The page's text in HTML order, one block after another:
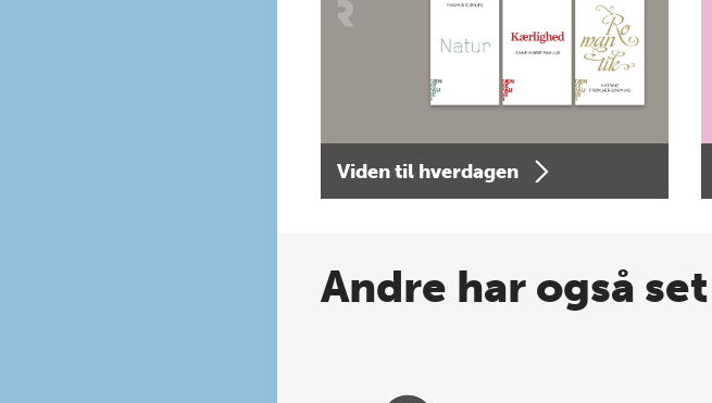
Viden til hverdagen
Andre har også set